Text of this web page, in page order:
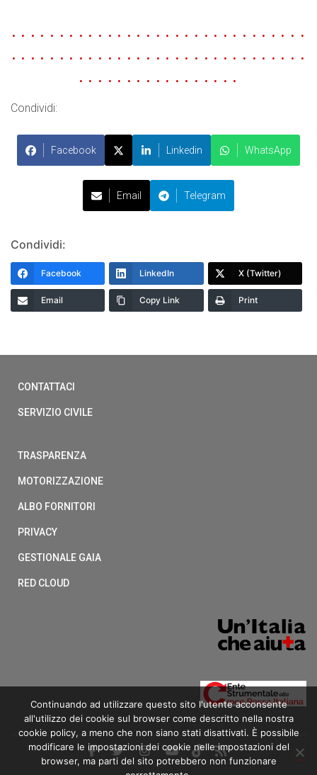
. . . . . . . . . . . . . . . . . . . . . . . . . . . . . . .
. . . . . . . . . . . . . . . . . . . . . . . . . . . . . . .
. . . . . . . . . . . . . . . . .
Condividi:
Facebook Linkedin WhatsApp
Email Telegram
Condividi:
Facebook LinkedIn X (Twitter)
Email Copy Link Print
CONTATTACI
SERVIZIO CIVILE
TRASPARENZA
MOTORIZZAZIONE
ALBO FORNITORI
PRIVACY
GESTIONALE GAIA
RED CLOUD
Continuando ad utilizzare questo sito l'utente acconsente
all'utilizzo dei cookie sul browser come descritto nella nostra
cookie policy, a meno che non siano stati disattivati. È possibile
modificare le impostazioni dei cookie nelle impostazioni del
browser, ma parti del sito potrebbero non funzionare